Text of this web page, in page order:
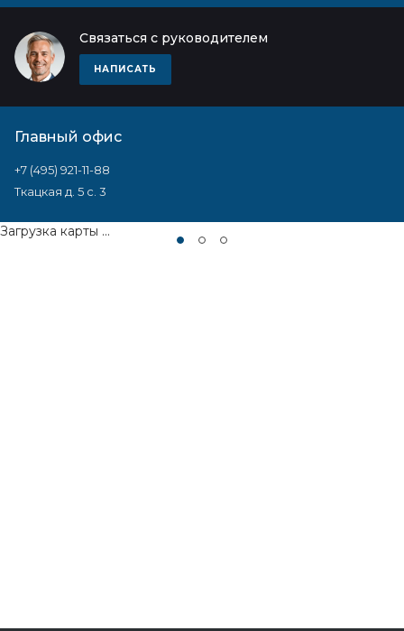
Связаться с руководителем
НАПИСАТЬ
Главный офис
+7 (495) 921-11-88
Ткацкая д. 5 с. 3
Загрузка карты ...